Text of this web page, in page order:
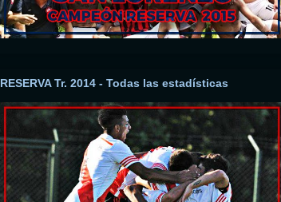
RESERVA Tr. 2014 - Todas las estadísticas